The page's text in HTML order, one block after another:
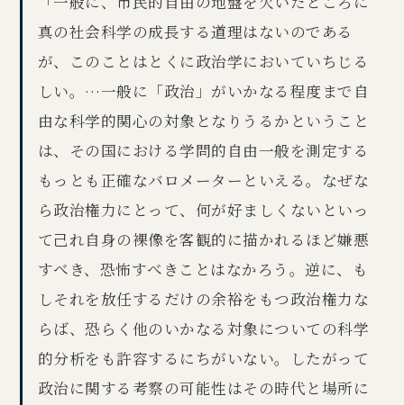
真の社会科学の成長する道理はないのである
が、このことはとくに政治学においていちじる
しい。…一般に「政治」がいかなる程度まで自
由な科学的関心の対象となりうるかということ
は、その国における学問的自由一般を測定する
もっとも正確なバロメーターといえる。なぜな
ら政治権力にとって、何が好ましくないといっ
て己れ自身の裸像を客観的に描かれるほど嫌悪
すべき、恐怖すべきことはなかろう。逆に、も
しそれを放任するだけの余裕をもつ政治権力な
らば、恐らく他のいかなる対象についての科学
的分析をも許容するにちがいない。したがって
政治に関する考察の可能性はその時代と場所に